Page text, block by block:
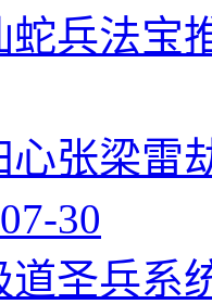
蛇兵法宝
心张梁雷
07-30
道圣兵系